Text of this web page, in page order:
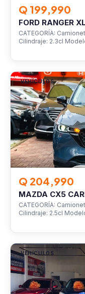
Q 199,990
FORD RANGER
CATEGORÍA:
Cilindraje: 2.3cl
VEHÍCULOS
Q 204,990
MAZDA CX5
CATEGORÍA:
Cilindraje: 2.5cl
VEHÍCULOS